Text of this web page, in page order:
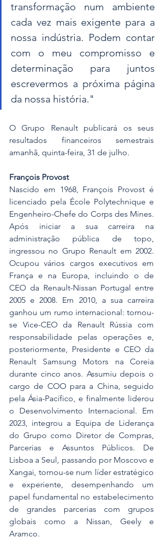
transformação num ambiente
cada vez mais exigente para a
nossa indústria. Podem contar
com o meu compromisso e
determinação para juntos
escrevermos a próxima página
da nossa história."
O Grupo Renault publicará os seus
resultados financeiros semestrais
amanhã, quinta-feira, 31 de julho.
François Provost
Nascido em 1968, François Provost é
licenciado pela École Polytechnique e
Engenheiro-Chefe do Corps des Mines.
Após iniciar a sua carreira na
administração pública de topo,
ingressou no Grupo Renault em 2002.
Ocupou vários cargos executivos em
França e na Europa, incluindo o de
CEO da Renault-Nissan Portugal entre
2005 e 2008. Em 2010, a sua carreira
ganhou um rumo internacional: tornou-
se Vice-CEO da Renault Rússia com
responsabilidade pelas operações e,
posteriormente, Presidente e CEO da
Renault Samsung Motors na Coreia
durante cinco anos. Assumiu depois o
cargo de COO para a China, seguido
pela Ásia-Pacífico, e finalmente liderou
o Desenvolvimento Internacional. Em
2023, integrou a Equipa de Liderança
do Grupo como Diretor de Compras,
Parcerias e Assuntos Públicos. De
Lisboa a Seul, passando por Moscovo e
Xangai, tornou-se num líder estratégico
e experiente, desempenhando um
papel fundamental no estabelecimento
de grandes parcerias com grupos
globais como a Nissan, Geely e
Aramco.